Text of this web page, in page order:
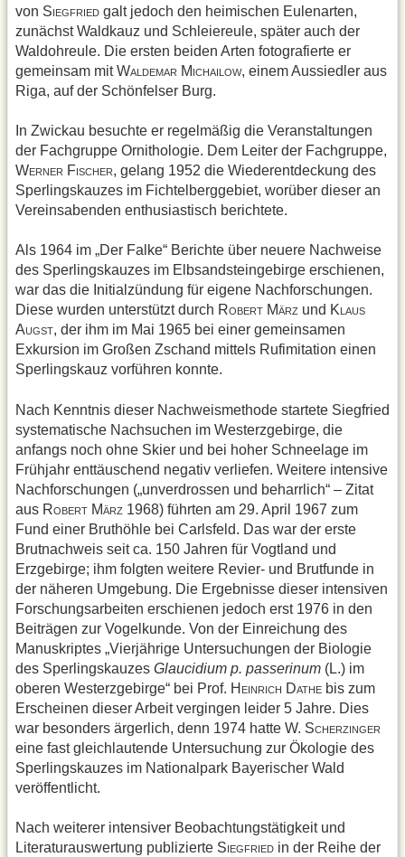
von SIEGFRIED galt jedoch den heimischen Eulenarten,
zunächst Waldkauz und Schleiereule, später auch der
Waldohreule. Die ersten beiden Arten fotografierte er
gemeinsam mit WALDEMAR M ICHAILOW, einem Aussiedler aus
Riga, auf der Schönfelser Burg.
In Zwickau besuchte er regelmäßig die Veranstaltungen
der Fachgruppe Ornithologie. Dem Leiter der Fachgruppe,
WERNER FISCHER, gelang 1952 die Wiederentdeckung des
Sperlingskauzes im Fichtelberggebiet, worüber dieser an
Vereinsabenden enthusiastisch berichtete.
Als 1964 im „Der Falke“ Berichte über neuere Nachweise
des Sperlingskauzes im Elbsandsteingebirge erschienen,
war das die Initialzündung für eigene Nachforschungen.
Diese wurden unterstützt durch ROBERT MÄRZ und K LAUS
AUGST, der ihm im Mai 1965 bei einer gemeinsamen
Exkursion im Großen Zschand mittels Rufimitation einen
Sperlingskauz vorführen konnte.
Nach Kenntnis dieser Nachweismethode startete Siegfried
systematische Nachsuchen im Westerzgebirge, die
anfangs noch ohne Skier und bei hoher Schneelage im
Frühjahr enttäuschend negativ verliefen. Weitere intensive
Nachforschungen („unverdrossen und beharrlich“ – Zitat
aus ROBERT MÄRZ 1968) führten am 29. April 1967 zum
Fund einer Bruthöhle bei Carlsfeld. Das war der erste
Brutnachweis seit ca. 150 Jahren für Vogtland und
Erzgebirge; ihm folgten weitere Revier- und Brutfunde in
der näheren Umgebung. Die Ergebnisse dieser intensiven
Forschungsarbeiten erschienen jedoch erst 1976 in den
Beiträgen zur Vogelkunde. Von der Einreichung des
Manuskriptes „Vierjährige Untersuchungen der Biologie
des Sperlingskauzes Glaucidium p. passerinum (L.) im
oberen Westerzgebirge“ bei Prof. H EINRICH DATHE bis zum
Erscheinen dieser Arbeit vergingen leider 5 Jahre. Dies
war besonders ärgerlich, denn 1974 hatte W. SCHERZINGER
eine fast gleichlautende Untersuchung zur Ökologie des
Sperlingskauzes im Nationalpark Bayerischer Wald
veröffentlicht.
Nach weiterer intensiver Beobachtungstätigkeit und
Literaturauswertung publizierte SIEGFRIED in der Reihe der